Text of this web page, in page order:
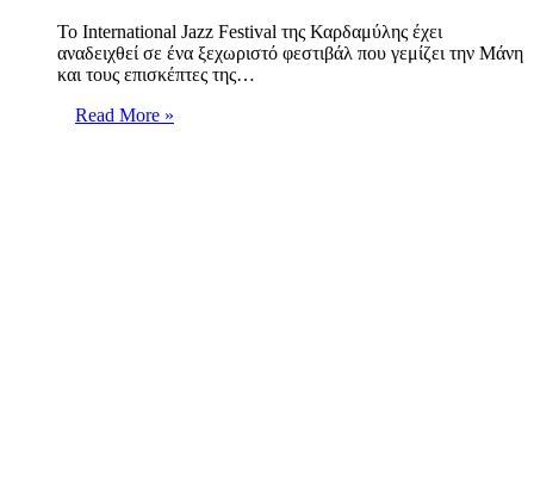
Το International Jazz Festival της Καρδαμύλης έχει
αναδειχθεί σε ένα ξεχωριστό φεστιβάλ που γεμίζει την Μάνη
και τους επισκέπτες της…
Read More »